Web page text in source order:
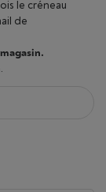
le créneau
de
.